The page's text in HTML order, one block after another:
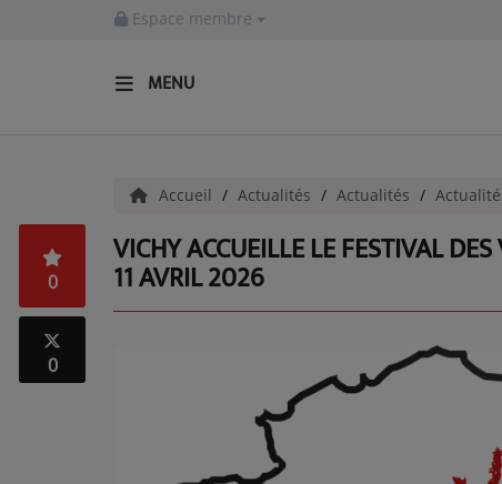
Espace membre
MENU
INFOS - ALLIER
AGENDA CULTUREL - ALLIER
INFOS POP ROCK
Accueil Actualités Actualités
VICHY ACCUEILLE LE FESTIVAL
11 AVRIL 2026
0
0